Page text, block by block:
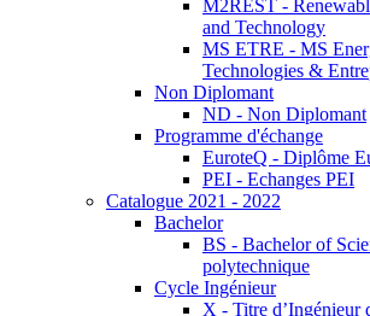
M2REST -
and Technology
MS ETRE - MS
Technologies &
Non Diplomant
ND - Non Diplomant
Programme d'échange
EuroteQ - Diplôme
PEI - Echanges PEI
Catalogue 2021 - 2022
Bachelor
BS - Bachelor of
polytechnique
Cycle Ingénieur
X - Titre d’Ingénieur